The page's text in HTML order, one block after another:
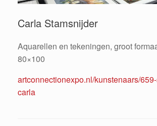
Carla Stamsnijder
Aquarellen en tekeningen, groot
80×100
artconnectionexpo.nl/kunstenaars/
carla